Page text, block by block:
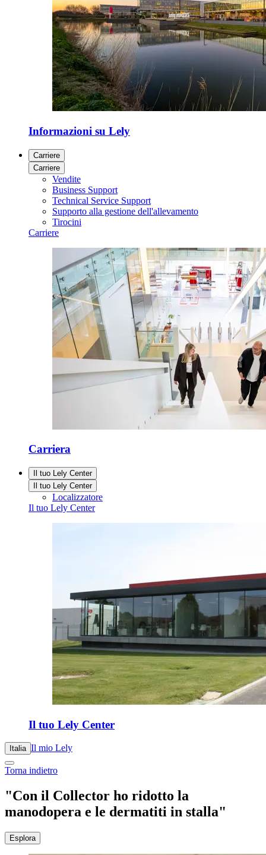
Informazioni su Lely
Carriere
Carriere
Vendite
Business Support
Technical Service Support
Supporto alla gestione dell'allevamento
Tirocini
Carriere
Carriera
Il tuo Lely Center
Il tuo Lely Center
Localizzatore
Il tuo Lely Center
Il tuo Lely Center
Italia Il mio Lely
Torna indietro
"Con il Collector ho ridotto la
manodopera e le dermatiti in stalla"
Esplora